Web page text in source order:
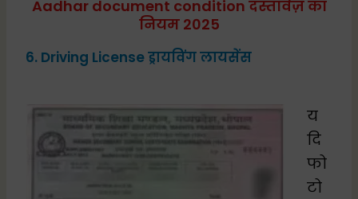
Aadhar document condition दस्तावेज़ का
नियम 2025
6. Driving License ड्रायविंग लायसेंस
य
दि
फो
टो